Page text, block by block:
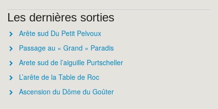
Les dernières sorties
Arête sud Du Petit Pelvoux
Passage au « Grand » Paradis
Arete sud de l’aiguille Purtscheller
L’arête de la Table de Roc
Ascension du Dôme du Goûter